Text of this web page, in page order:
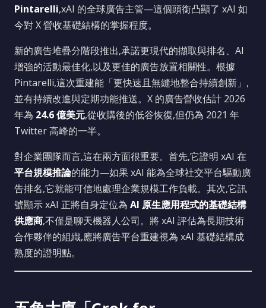
Pintarelli,xAI 的全球廣告主管—這個頭銜凸顯了 xAI 如
今對 X 營收基礎結構的掌握程度。
新的廣告堆疊分階段推出,承諾更現代的擷取與排名、AI
增強的活動最佳化,以及更佳的廣告放置相關性。根據
Pintarelli,這次重建能「更快速且無縫地整合持續創新」,
並有持續改進與定期功能推送。X 的廣告營收估計 2026
年為 24.6 億美元,從收購後的低谷恢復,但仍為 2021 年
Twitter 高峰的一半。
對企業團隊而言,這在兩方面很重要。首先,它證明 xAI 在
平台規模推論的能力—如果 xAI 能為全球社交平台驅動廣
告排名,它就能可信地處理企業規模工作負載。其次,它訊
號顯示 xAI 正將自身定位為 AI 原生應用程式的基礎結構
供應商,不僅是聊天機器人公司。將 xAI 評估為長期技術
合作夥伴的組織,應將廣告平台重建視為 xAI 基礎結構成
熟度的證明點。